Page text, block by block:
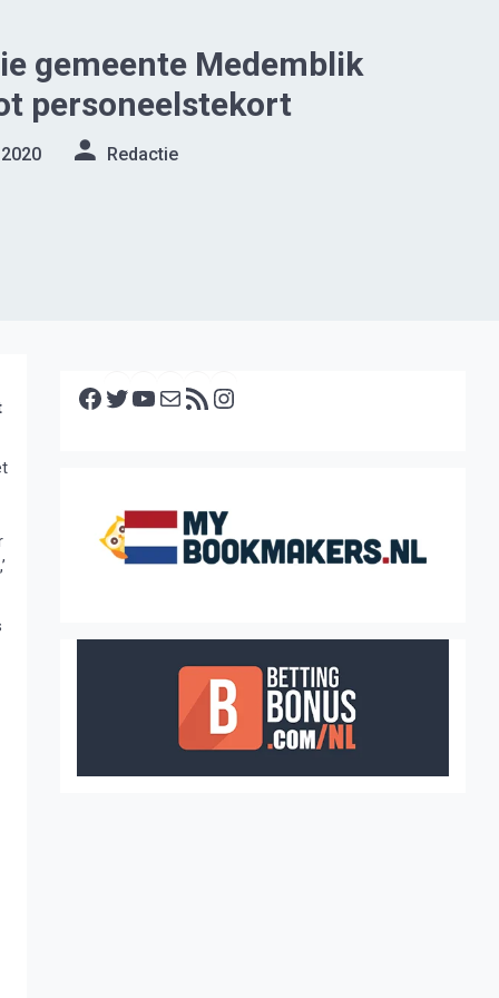
gemeente Medemblik
personeelstekort
Redactie
Facebook Twitter YouTube E-mail RSS feed